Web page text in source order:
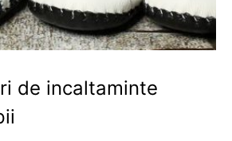
de incaltaminte